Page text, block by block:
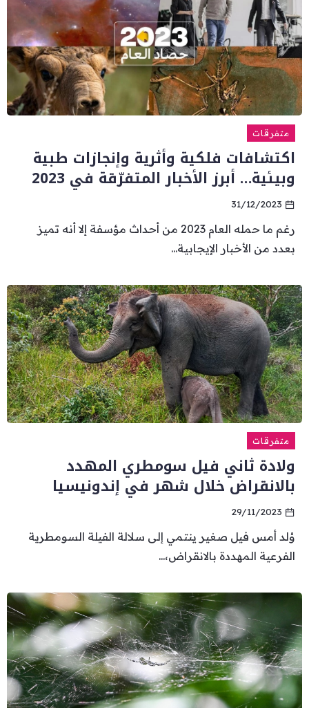
متفرقات
اكتشافات فلكية وأثرية وإنجازات طبية
وبيئية… أبرز الأخبار المتفرّقة في 2023
31/12/2023
رغم ما حمله العام 2023 من أحداث مؤسفة إلا أنه تميز
بعدد من الأخبار الإيجابية...
متفرقات
ولادة ثاني فيل سومطري المهدد
بالانقراض خلال شهر في إندونيسيا
29/11/2023
وُلد أمس فيل صغير ينتمي إلى سلالة الفيلة السومطرية
الفرعية المهددة بالانقراض،...